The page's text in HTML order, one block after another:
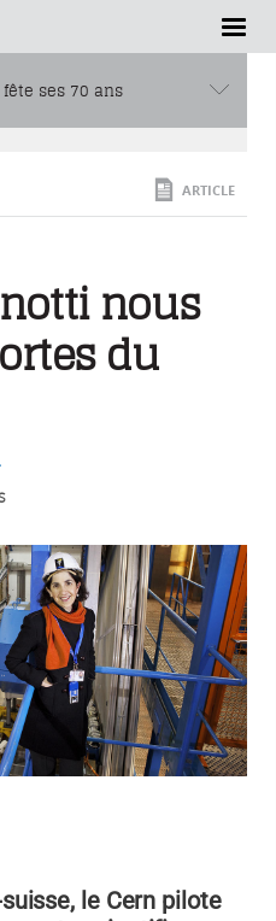
fête ses 70 ans
ARTICLE
nous
du
le Cern pilote